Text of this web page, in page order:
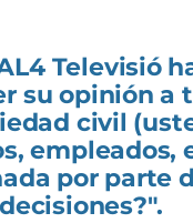
Televisió
su opinión a
civil
empleados,
por parte